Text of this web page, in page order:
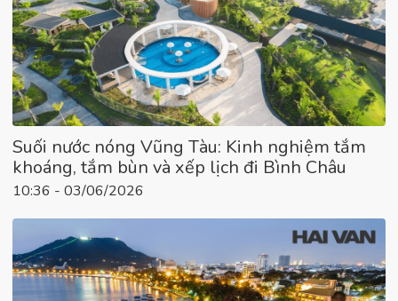
Suối nước nóng Vũng Tàu: Kinh nghiệm tắm
khoáng, tắm bùn và xếp lịch đi Bình Châu
10:36 - 03/06/2026